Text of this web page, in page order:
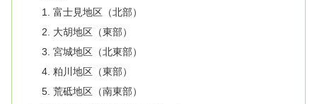
富士見地区（北部）
大胡地区（東部）
宮城地区（北東部）
粕川地区（東部）
荒砥地区（南東部）